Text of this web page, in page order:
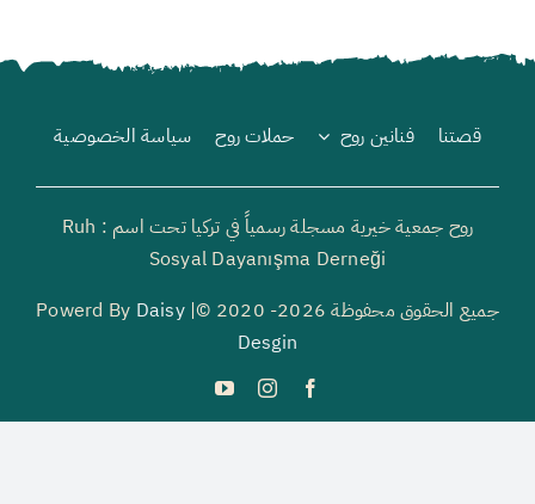
قصتنا فنانين روح حملات روح سياسة الخصوصية
روح جمعية خيرية مسجلة رسمياً في تركيا تحت اسم : Ruh
Sosyal Dayanışma Derneği
جميع الحقوق محفوظة 2026- 2020 ©| Powerd By
Daisy
Desgin